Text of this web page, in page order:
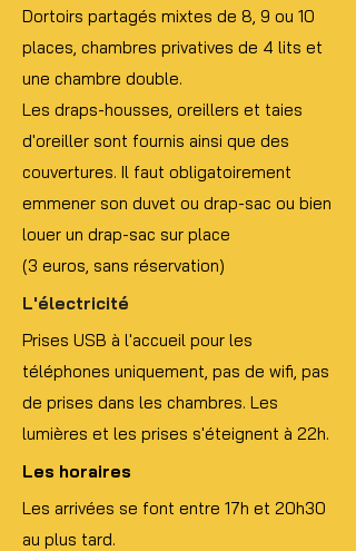
Dortoirs partagés mixtes de 8, 9 ou 10
places, chambres privatives de 4 lits et
une chambre double.
Les draps-housses, oreillers et taies
d'oreiller sont fournis ainsi que des
couvertures. Il faut obligatoirement
emmener son duvet ou drap-sac ou bien
louer un drap-sac sur place
(3 euros, sans réservation)
L'électricité
Prises USB à l'accueil pour les
téléphones uniquement, pas de wifi, pas
de prises dans les chambres. Les
lumières et les prises s'éteignent à 22h.
Les horaires
Les arrivées se font entre 17h et 20h30
au plus tard.